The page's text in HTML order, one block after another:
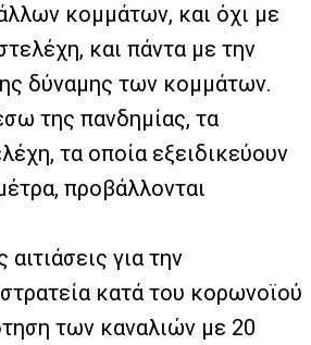
κομμάτων, και όχι με
και πάντα με την
δύναμης των κομμάτων.
της πανδημίας, τα
τα οποία εξειδικεύουν
προβάλλονται
για την
κατά του κορωνοϊού
των καναλιών με 20